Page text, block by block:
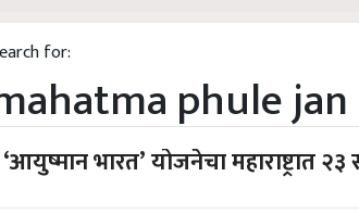
for:
phule
‘आयुष्मान भारत’ योजनेचा महाराष्ट्रात